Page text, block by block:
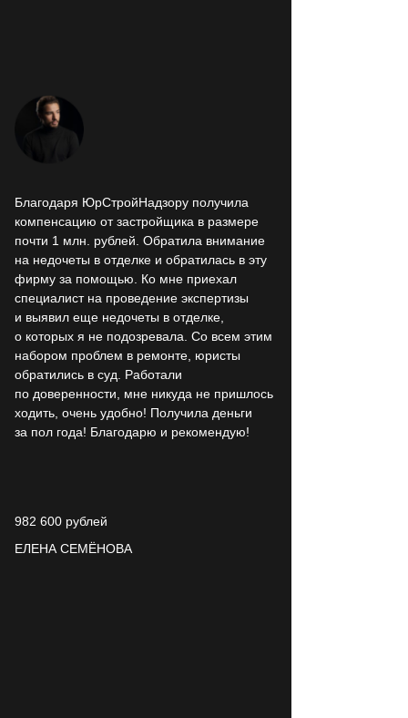
Благодаря ЮрСтройНадзору получила
компенсацию от застройщика в размере
почти 1 млн. рублей. Обратила внимание
на недочеты в отделке и обратилась в эту
фирму за помощью. Ко мне приехал
специалист на проведение экспертизы
и выявил еще недочеты в отделке,
о которых я не подозревала. Со всем этим
набором проблем в ремонте, юристы
обратились в суд. Работали
по доверенности, мне никуда не пришлось
ходить, очень удобно! Получила деньги
за пол года! Благодарю и рекомендую!
982 600 рублей
ЕЛЕНА СЕМЁНОВА